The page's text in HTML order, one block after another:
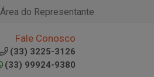
Área do Representante
Fale Conosco
(33) 3225-3126
(33) 99924-9380